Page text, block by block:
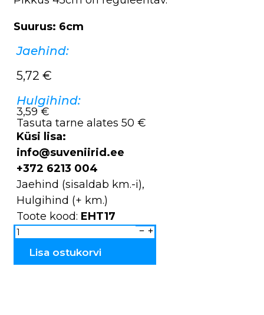
Suurus: 6cm
Jaehind:
5,72 €
Hulgihind:
3,59 €
Tasuta tarne alates 50 €
Küsi lisa:
info@suveniirid.ee
+372 6213 004
Jaehind (sisaldab km.-i),
Hulgihind (+ km.)
Toote kood: EHT17
Keraamiline
ehe
etno
Lisa ostukorvi